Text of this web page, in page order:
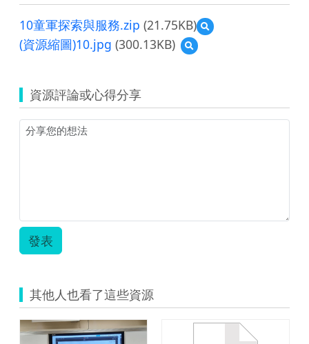
10童軍探索與服務.zip (21.75KB)
預
覽
與
(資源縮圖)10.jpg (300.13KB)
預
覽
圖)10.jpg
資源評論或心得分享
發表
其他人也看了這些資源